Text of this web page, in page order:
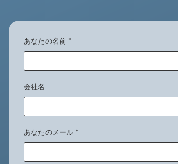
あなたの名前 *
会社名
あなたのメール *